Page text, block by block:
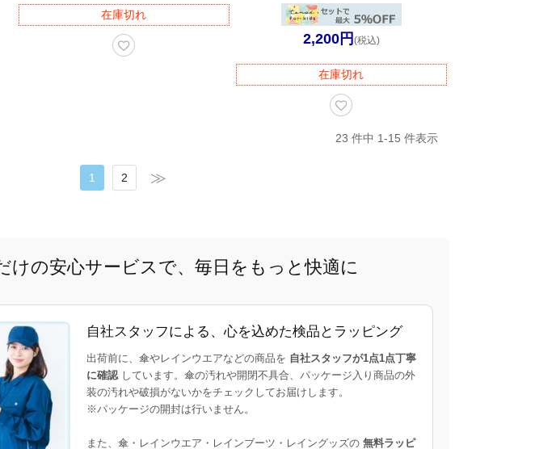
在庫切れ
2,200円 (税込)
在庫切れ
23 件中 1-15 件表示
1 2
けの安心サービスで、毎日をもっと快適に
自社スタッフによる、心を込めた検品とラッピング
出荷前に、傘やレインウエアなどの商品を 自社スタッフが1点1点丁寧
に確認しています。傘の汚れや開閉不具合、パッケージ入り商品の外
装の汚れや破損がないかをチェックしてお届けします。
※パッケージの開封は行いません。
また、傘・レインウエア・レインブーツ・レイングッズの 無料ラッピ